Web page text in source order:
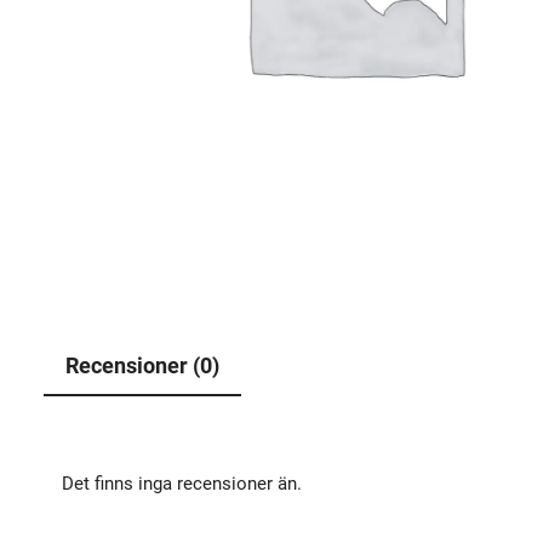
Recensioner (0)
Det finns inga recensioner än.